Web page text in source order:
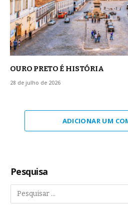
OURO PRETO É HISTÓRIA
28 de julho de 2026
ADICIONAR UM
Pesquisa